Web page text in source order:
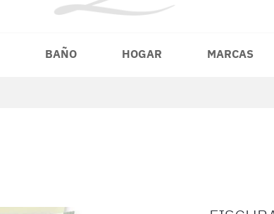
BAÑO HOGAR MARCAS